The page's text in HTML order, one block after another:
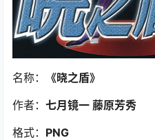
名称： 《晓之盾》
作者： 七月镜一 藤原芳秀
格式： PNG